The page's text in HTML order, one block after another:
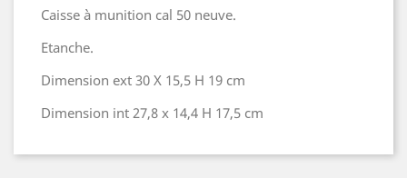
Caisse à munition cal 50 neuve.
Etanche.
Dimension ext 30 X 15,5 H 19 cm
Dimension int 27,8 x 14,4 H 17,5 cm